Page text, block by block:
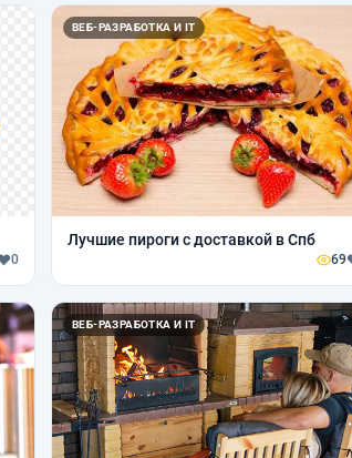
0
ВЕБ-РАЗРАБОТКА И IT
Лучшие пироги с доставкой в Спб
69
ВЕБ-РАЗРАБОТКА И IT